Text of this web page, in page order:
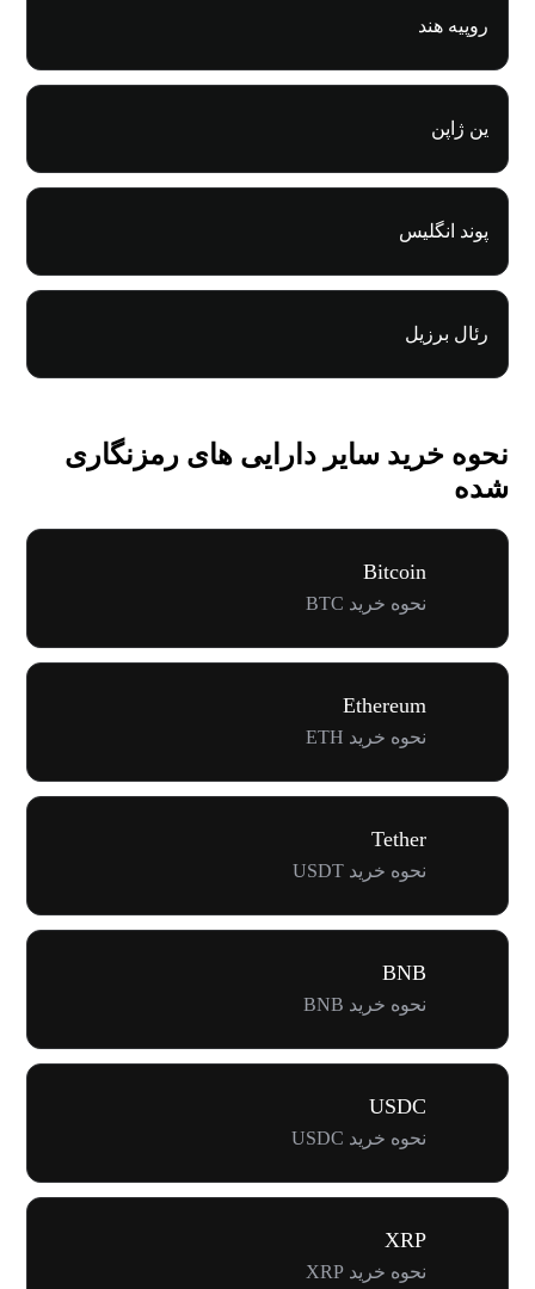
روپیه هند
ین ژاپن
پوند انگلیس
رئال برزیل
نحوه خرید سایر دارایی های رمزنگاری
شده
Bitcoin
نحوه خرید BTC
Ethereum
نحوه خرید ETH
Tether
نحوه خرید USDT
BNB
نحوه خرید BNB
USDC
نحوه خرید USDC
XRP
نحوه خرید XRP